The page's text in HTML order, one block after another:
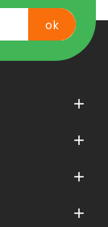



